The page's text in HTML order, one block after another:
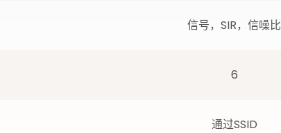
信号，SIR，信噪比
6
通过SSID